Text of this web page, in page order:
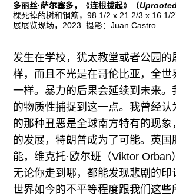
多丽丝·萨尔塞多，《连根拔起》（
棵死掉的树和钢筋，98 1/2 x 21 2/3 x 16 1/
展展览现场，2023. 摄影：Juan Castro.
发生在学校，犹太教堂或者公园的
样，而且不光是在哥伦比亚，全世
一样。暴力的后果会延续到未来。
的物质性捕捉到这一点。我曾经认
的那种丑恶是全球南方特有的现象
的发展，特朗普成为了可能。英国
能，维克托·欧尔班（Viktor Orban
无论你走到哪，都能发现悲剧的印
世界如今的不平等程度跟我们这些